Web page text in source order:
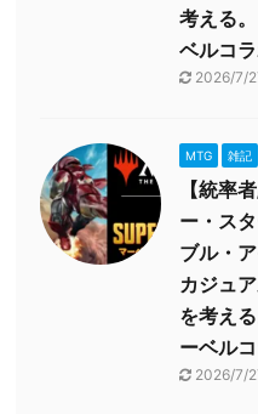
考える
ベルコラ
2026/7/
MTG 雑記
【統率
ー・ス
ブル・
カジュ
を考え
ーベルコ
2026/7/